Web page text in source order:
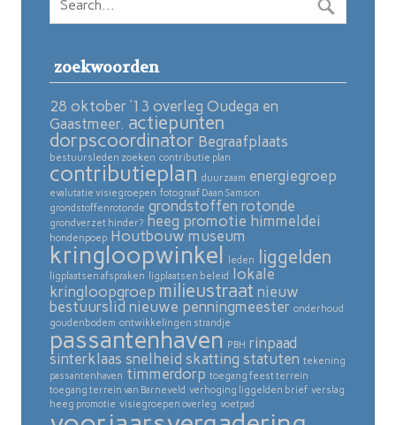
zoekwoorden
28 oktober ’13 overleg Oudega en
Gaastmeer. actiepunten
dorpscoordinator Begraafplaats
bestuursleden zoeken contributie plan
contributieplan duurzaam energiegroep
evalutatie visiegroepen fotograaf Daan Samson
grondstoffenrotonde grondstoffen rotonde
grondverzet hinder? heeg promotie himmeldei
hondenpoep Houtbouw museum
kringloopwinkel leden liggelden
ligplaatsen afspraken ligplaatsen beleid
lokale
kringloopgroep milieustraat nieuw
bestuurslid nieuwe penningmeester onderhoud
goudenbodem ontwikkelingen strandje
passantenhaven PBH rinpaad
sinterklaas snelheid skatting statuten tekening
passantenhaven timmerdorp toegang feest terrein
toegang terrein van Barneveld verhoging liggelden brief verslag
heeg promotie visiegroepen overleg voetpad